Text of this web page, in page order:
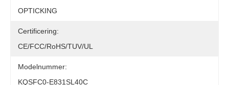
OPTICKING
Certificering:
CE/FCC/RoHS/TUV/UL
Modelnummer:
KQSFC0-E831SL40C